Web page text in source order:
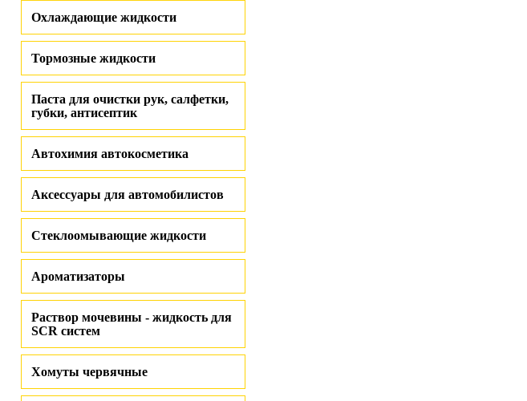
Охлаждающие жидкости
Тормозные жидкости
Паста для очистки рук, салфетки,
губки, антисептик
Автохимия автокосметика
Аксессуары для автомобилистов
Стеклоомывающие жидкости
Ароматизаторы
Раствор мочевины - жидкость для
SCR систем
Хомуты червячные